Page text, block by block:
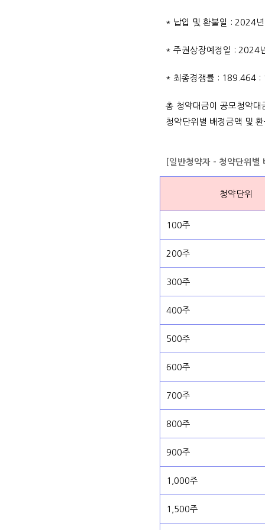
* 납입 및 환불일 : 2024
* 주권상장예정일 : 2024
* 최종경쟁률 : 189.464 :
총 청약대금이 공모청약
청약단위별 배정금액 및
[일반청약자 - 청약단위
청약단위
100주
200주
300주
400주
500주
600주
700주
800주
900주
1,000주
1,500주